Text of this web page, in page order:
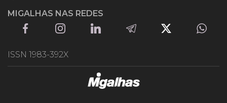
MIGALHAS NAS REDES
ISSN 1983-392X